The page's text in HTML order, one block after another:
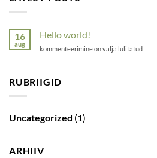
16
aug
Hello world!
Hello
kommenteerimine on välja lülitatud
RUBRIIGID
Uncategorized (1)
ARHIIV